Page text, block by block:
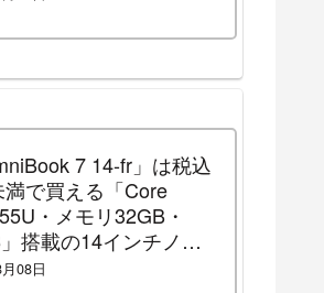
7 14-fr」は税込
で買える「Core
・メモリ32GB・
搭載の14インチノー
です！（2026年8月
08日